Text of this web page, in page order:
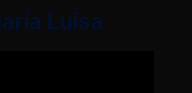
Luisa